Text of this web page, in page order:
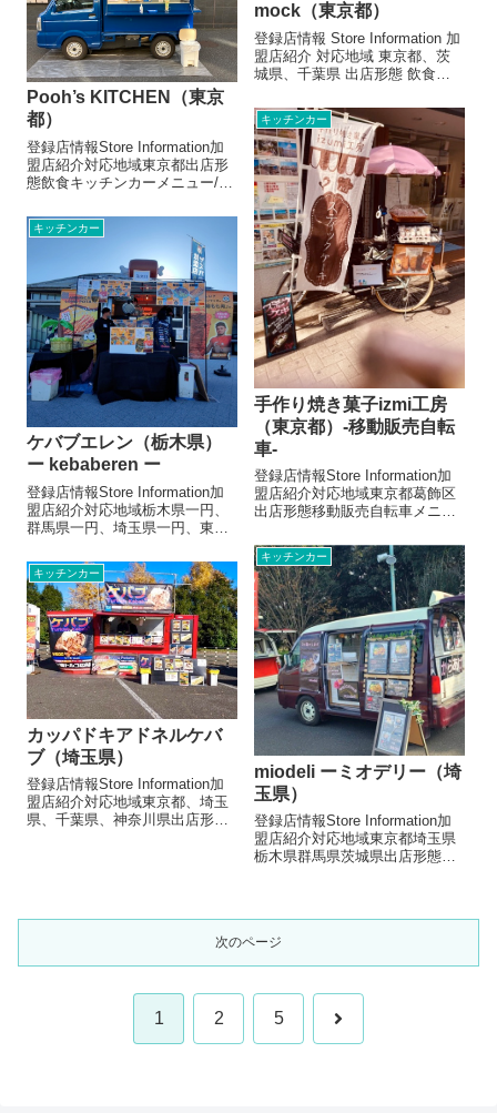
mock（東京都）
登録店情報 Store Information 加
盟店紹介 対応地域 東京都、茨
城県、千葉県 出店形態 飲食キ
扱品目 ・ハンバーガー800円&
各種トッピング100円〜・ケバ
ブサンド500円・キューバサン
ド500...
Pooh’s KITCHEN（東京
都）
登録店情報Store Information加
盟店紹介対応地域東京都出店形
態飲食キッチンカーメニュー/販
ビール 500円ハイボー
ル 400円緑茶ハイ 400
円レモンサワー 400円グレー
プサワー400...
キッチンカー
手作り焼き菓子izmi工房
（東京都）-移動販売自転
車-
登録店情報Store Information加
盟店紹介対応地域東京都葛飾区
出店形態移動販売自転車メニュ
す）スティックケーキ 150
円〜200円 6種類オリジナル珈
琲ドリップバック 3個380円お
店よりアイスキャ...
キッチンカー
ケバブエレン（栃木県）
ー kebaberen ー
登録店情報Store Information加
盟店紹介対応地域栃木県一円、
群馬県一円、埼玉県一円、東京
ー, 飲食テントメニュー/販売・
取扱品目（参考数値です）ケバ
ブサンド 700~800円ビベリエ
ケバブ 800~...
キッチンカー
miodeli ーミオデリー（埼
玉県）
登録店情報Store Information加
盟店紹介対応地域東京都埼玉県
栃木県群馬県茨城県出店形態飲
もつ煮込...
キッチンカー
カッパドキアドネルケバ
ブ（埼玉県）
登録店情報Store Information加
盟店紹介対応地域東京都、埼玉
県、千葉県、神奈川県出店形態
次のページ
1 2 5